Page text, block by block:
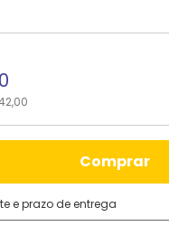
,00
comprar
e prazo de entrega